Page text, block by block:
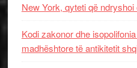
New York, qyteti që
Kodi zakonor dhe
madhështore të antikitetit